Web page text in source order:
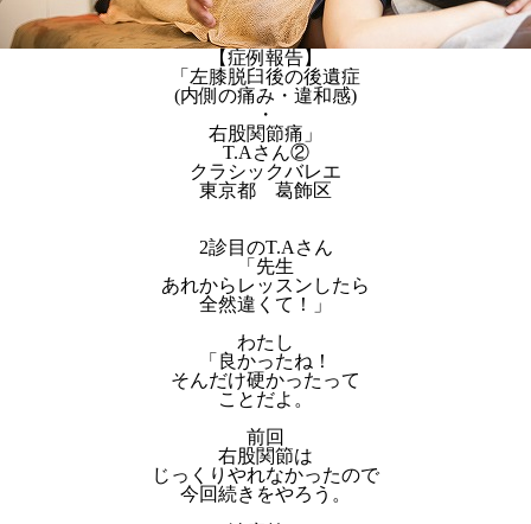
【症例報告】
「左膝脱臼後の後遺症
(内側の痛み・違和感)
・
右股関節痛」
T.Aさん②
クラシックバレエ
東京都 葛飾区
2診目のT.Aさん
「先生
あれからレッスンしたら
全然違くて！」
わたし
「良かったね！
そんだけ硬かったって
ことだよ。
前回
右股関節は
じっくりやれなかったので
今回続きをやろう。